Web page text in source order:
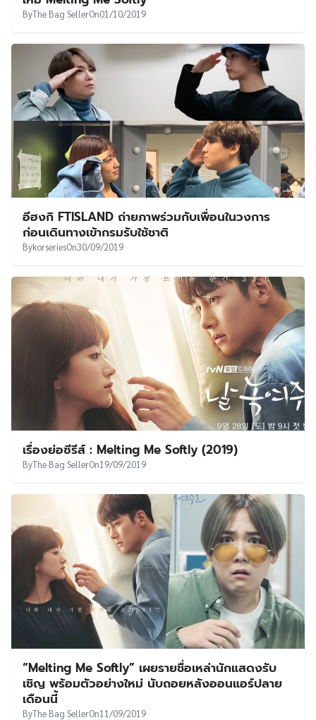
ByThe Bag SellerOn01/10/2019
อีฮงกิ FTISLAND ถ่ายภาพร่วมกับเพื่อนในวงการ
ก่อนเดินทางเข้ากรมรับใช้ชาติ
BykorseriesOn30/09/2019
เรื่องย่อซีรีส์ : Melting Me Softly (2019)
ByThe Bag SellerOn19/09/2019
“Melting Me Softly” เผยรายชื่อเหล่านักแสดงรับ
เชิญ พร้อมตัวอย่างใหม่ นับถอยหลังออนแอร์ปลาย
เดือนนี้
ByThe Bag SellerOn11/09/2019